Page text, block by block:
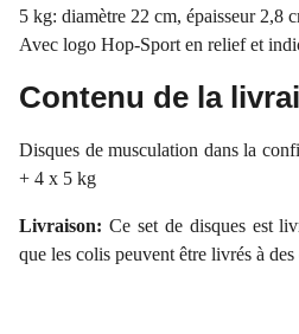
5 kg: diamètre 22 cm, épaisseur 2,8
Avec logo Hop-Sport en relief et
Contenu de la
Disques de musculation dans la
+ 4 x 5 kg
Livraison: Ce set de disques est
que les colis peuvent être livrés à